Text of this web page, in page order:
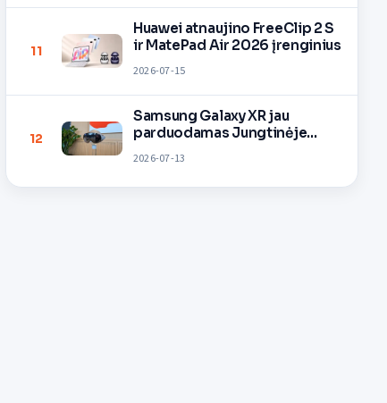
11
Huawei atnaujino FreeClip 2 S
ir MatePad Air 2026 įrenginius
2026-07-15
12
Samsung Galaxy XR jau
parduodamas Jungtinėje
2026-07-13